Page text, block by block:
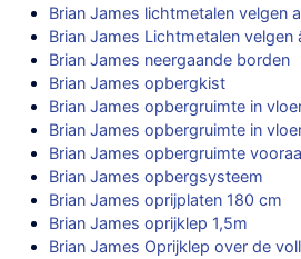
Brian James lichtmetalen velgen
Brian James Lichtmetalen velgen
Brian James neergaande borden
Brian James opbergkist
Brian James opbergruimte in
Brian James opbergruimte in
Brian James opbergruimte
Brian James opbergsysteem
Brian James oprijplaten 180 cm
Brian James oprijklep 1,5m
Brian James Oprijklep over de